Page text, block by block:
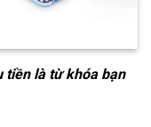
tiềnlà từ khóa bạn